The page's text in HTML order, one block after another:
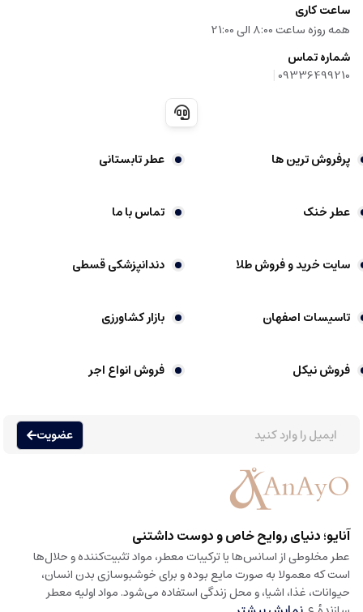
ساعت کاری
همه روزه ساعت 8:00 الی 21:00
شماره تماس
09336499210
|
پرفروش ترین ها عطر تابستانی
عطر خنک تماس با ما
سایت خرید و فروش طلا دندانپزشکی قسطی
تاسیسات اصفهان بازار کشاورزی
فروش نیکل فروش انواع اجر
عضویت
آنایو؛ دنیای روایح خاص و دوست داشتنی
عطر مخلوطی از اسانس‌ها یا ترکیبات معطر، مواد تثبیت‌کننده و حلال‌ها
است که معمولا به صورت مایع بوده و برای خوشبوسازی بدن انسان،
حیوانات، غذا، اشیا، و محل زندگی استفاده می‌شود. مواد اولیه معطر